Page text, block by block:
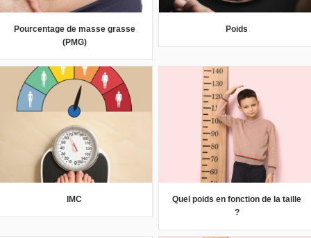
Pourcentage de masse grasse
(PMG)
Poids
IMC
Quel poids en fonction de la taille
?